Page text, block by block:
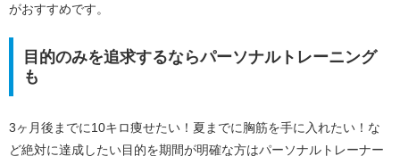
がおすすめです。
目的のみを追求するならパーソナルトレーニング
も
3ヶ月後までに10キロ痩せたい！夏までに胸筋を手に入れたい！な
ど絶対に達成したい目的を期間が明確な方はパーソナルトレーナー